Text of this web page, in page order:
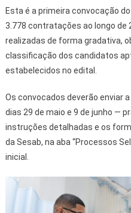
Esta é a primeira convocação
3.778 contratações ao longo de
realizadas de forma gradativa,
classificação dos candidatos
estabelecidos no edital.
Os convocados deverão enviar
dias 29 de maio e 9 de junho —
instruções detalhadas e os
da Sesab, na aba “Processos
inicial.